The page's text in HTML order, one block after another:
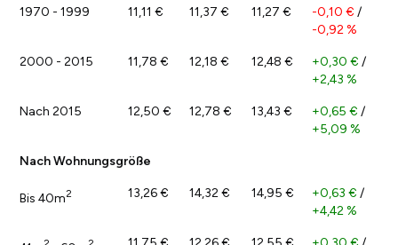
1970 - 1999 11,11 € 11,37 € 11,27 € -0,10 € /
-0,92 %
2000 - 2015 11,78 € 12,18 € 12,48 € +0,30 € /
+2,43 %
Nach 2015 12,50 € 12,78 € 13,43 € +0,65 € /
+5,09 %
Nach Wohnungsgröße
Bis 40m2 13,26 € 14,32 € 14,95 € +0,63 € /
+4,42 %